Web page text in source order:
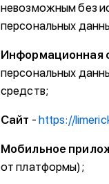
невозможным без
персональных
Информационная
персональных
средств;
Сайт - https://
Мобильное
от платформы);